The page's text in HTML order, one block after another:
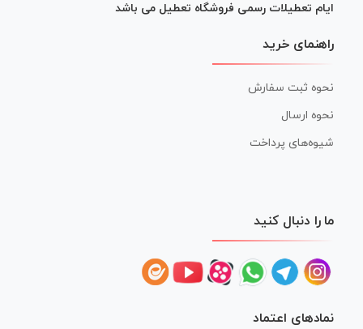
ایام تعطیلات رسمی فروشگاه تعطیل می باشد
راهنمای خرید
نحوه ثبت سفارش
نحوه ارسال
شیوه‌های پرداخت
ما را دنبال کنید
نمادهای اعتماد